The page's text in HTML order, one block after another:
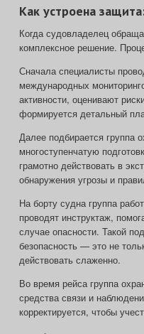
Как устроена
Когда судовладелец
комплексное решение.
Сначала специалисты
международных
активности, оценивают
формируется детальный
Далее подбирается группа
многоступенчатую
грамотно действовать в
обнаружения угрозы и
На борту судна группа
проводят инструктаж,
случае опасности. Такой
безопасность — это не
действовать слаженно.
Во время рейса группа
средства связи и
корректируется, чтобы